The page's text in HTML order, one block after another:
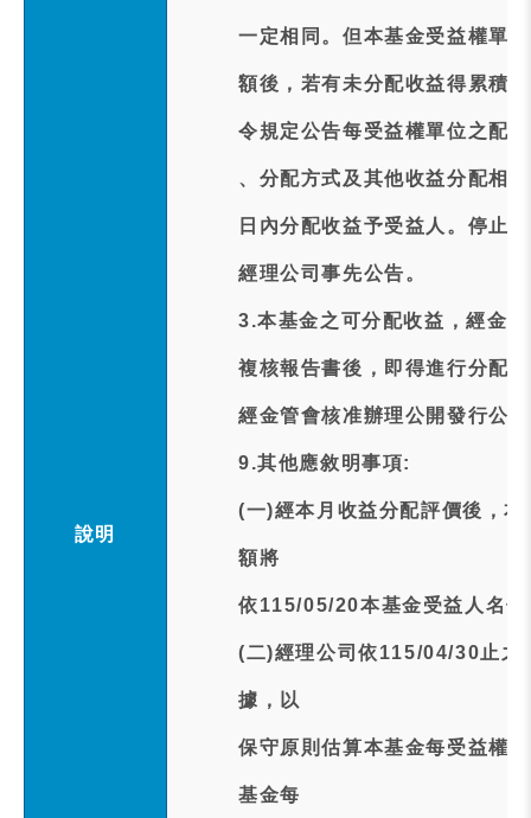
說明
一定相同。但本基金受益權單
額後，若有未分配收益得累積
令規定公告每受益權單位之配
、分配方式及其他收益分配相
日內分配收益予受益人。停止
經理公司事先公告。
3.本基金之可分配收益，經金
複核報告書後，即得進行分配
經金管會核准辦理公開發行公
9.其他應敘明事項:
(一)經本月收益分配評價後，
額將
依115/05/20本基金受益人名
(二)經理公司依115/04/30止之
據，以
保守原則估算本基金每受益權
基金每